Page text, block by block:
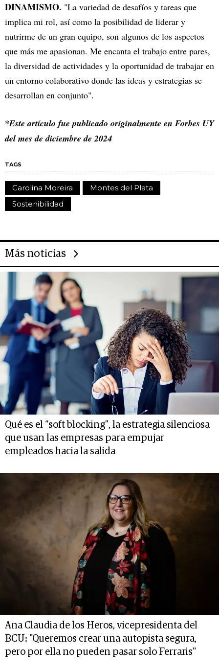
DINAMISMO. "La variedad de desafíos y tareas que
implica mi rol, así como la posibilidad de liderar y
nutrirme de un gran equipo, son algunos de los aspectos
que más me apasionan. Me encanta el trabajo entre pares,
la diversidad de actividades y la oportunidad de trabajar en
un entorno colaborativo donde las ideas y estrategias se
desarrollan en conjunto".
*Este artículo fue publicado originalmente en Forbes UY
del mes de diciembre de 2024
TAGS
Carolina Moreira
Montes del Plata
Sostenibilidad
Más noticias
Qué es el “soft blocking”, la estrategia silenciosa
que usan las empresas para empujar
empleados hacia la salida
Ana Claudia de los Heros, vicepresidenta del
BCU: "Queremos crear una autopista segura,
pero por ella no pueden pasar solo Ferraris"